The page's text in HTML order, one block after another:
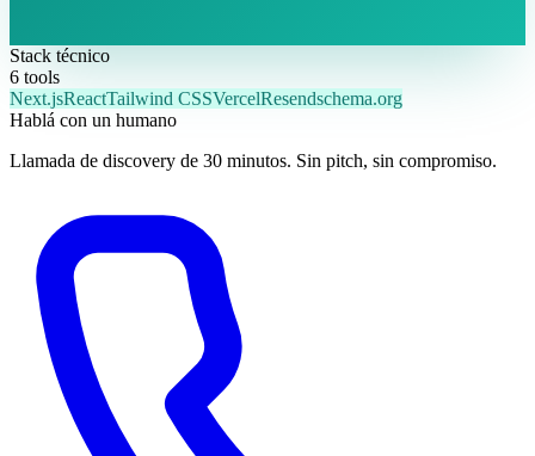
Stack técnico
6 tools
Next.jsReactTailwind CSSVercelResendschema.org
Hablá con un humano
Llamada de discovery de 30 minutos. Sin pitch, sin compromiso.